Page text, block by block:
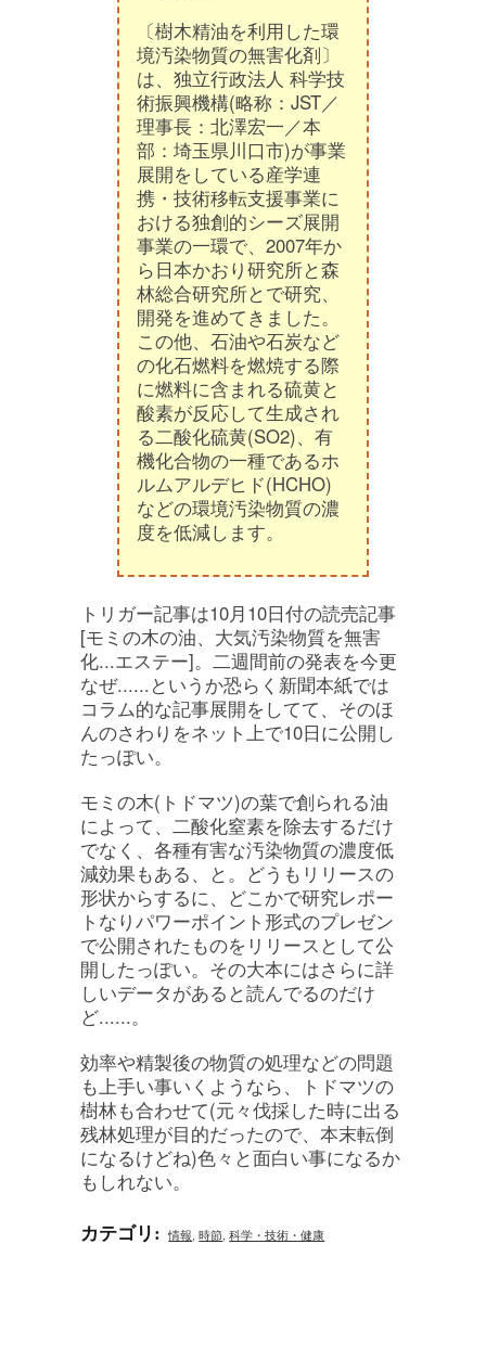
〔樹木精油を利用した環
境汚染物質の無害化剤〕
は、独立行政法人 科学技
術振興機構(略称：JST／
理事長：北澤宏一／本
部：埼玉県川口市)が事業
展開をしている産学連
携・技術移転支援事業に
おける独創的シーズ展開
事業の一環で、2007年か
ら日本かおり研究所と森
林総合研究所とで研究、
開発を進めてきました。
この他、石油や石炭など
の化石燃料を燃焼する際
に燃料に含まれる硫黄と
酸素が反応して生成され
る二酸化硫黄(SO2)、有
機化合物の一種であるホ
ルムアルデヒド(HCHO)
などの環境汚染物質の濃
度を低減します。
トリガー記事は10月10日付の読売記事
[モミの木の油、大気汚染物質を無害
化...エステー]。二週間前の発表を今更
なぜ......というか恐らく新聞本紙では
コラム的な記事展開をしてて、そのほ
んのさわりをネット上で10日に公開し
たっぽい。
モミの木(トドマツ)の葉で創られる油
によって、二酸化窒素を除去するだけ
でなく、各種有害な汚染物質の濃度低
減効果もある、と。どうもリリースの
形状からするに、どこかで研究レポー
トなりパワーポイント形式のプレゼン
で公開されたものをリリースとして公
開したっぽい。その大本にはさらに詳
しいデータがあると読んでるのだけ
ど......。
効率や精製後の物質の処理などの問題
も上手い事いくようなら、トドマツの
樹林も合わせて(元々伐採した時に出る
残林処理が目的だったので、本末転倒
になるけどね)色々と面白い事になるか
もしれない。
カテゴリ: 情報, 時節, 科学・技術・健康